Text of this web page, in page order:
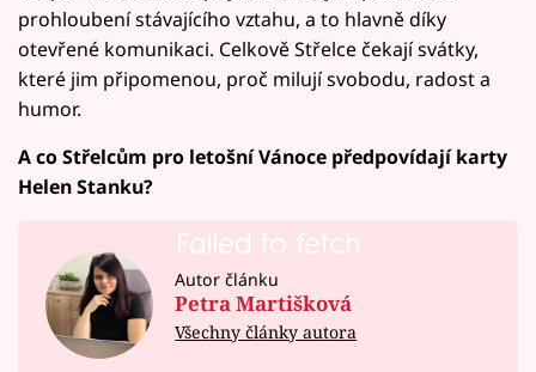
prohloubení stávajícího vztahu, a to hlavně díky
otevřené komunikaci. Celkově Střelce čekají svátky,
které jim připomenou, proč milují svobodu, radost a
humor.
A co Střelcům pro letošní Vánoce předpovídají karty
Helen Stanku?
Failed to fetch
Autor článku
Petra Martišková
Všechny články autora